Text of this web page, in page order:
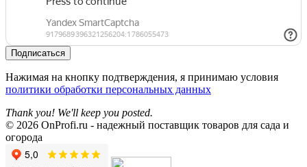
Подписаться
Нажимая на кнопку подтверждения, я принимаю условия
политики обработки персональных данных
Thank you! We'll keep you posted.
© 2026 OnProfi.ru - надежный поставщик товаров для сада и
огорода